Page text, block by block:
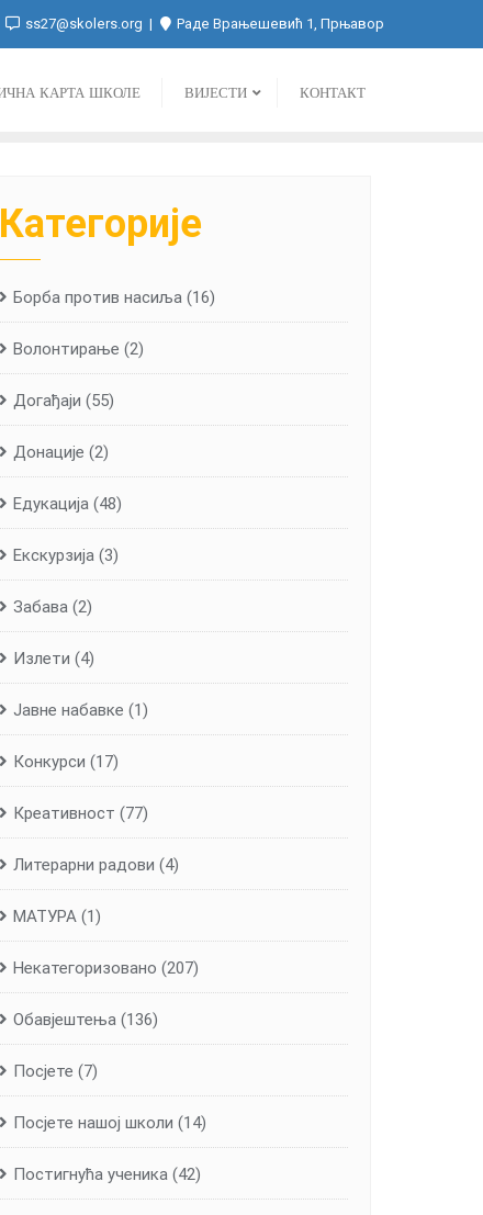
ss27@skolers.org Раде Врањешевић 1, Прњавор
КАРТА ШКОЛЕ ВИЈЕСТИ КОНТАКТ
Категорије
Борба против насиља (16)
Волонтирање (2)
Догађаји (55)
Донације (2)
Едукација (48)
Екскурзија (3)
Забава (2)
Излети (4)
Јавне набавке (1)
Конкурси (17)
Креативност (77)
Литерарни радови (4)
МАТУРА (1)
Некатегоризовано (207)
Обавјештења (136)
Посјете (7)
Посјете нашој школи (14)
Постигнућа ученика (42)